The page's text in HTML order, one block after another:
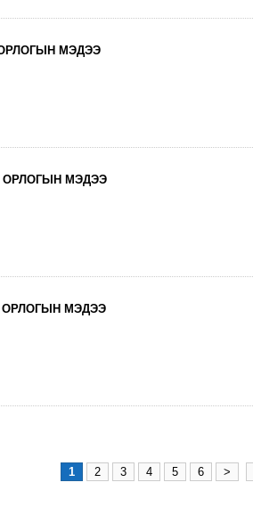
МЭДЭЭ
ОРЛОГЫН МЭДЭЭ
ОРЛОГЫН МЭДЭЭ
1 2 3 4 5 6 >